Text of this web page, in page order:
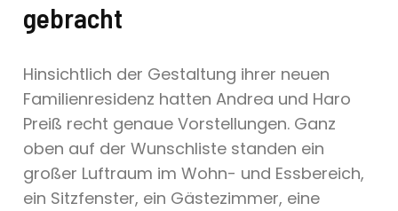
gebracht
Hinsichtlich der Gestaltung ihrer neuen
Familienresidenz hatten Andrea und Haro
Preiß recht genaue Vorstellungen. Ganz
oben auf der Wunschliste standen ein
großer Luftraum im Wohn- und Essbereich,
ein Sitzfenster, ein Gästezimmer, eine